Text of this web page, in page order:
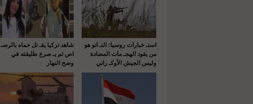
استـ خبارات روسيا: النـ اتو هو
من يقود الهجـ مات المضادة
وليس الجيش الأوكـ راني
شاهد تركيا يقـ تل حماه بالرصـ
اص ثم يـ صرع طليقته في
وضح النهار